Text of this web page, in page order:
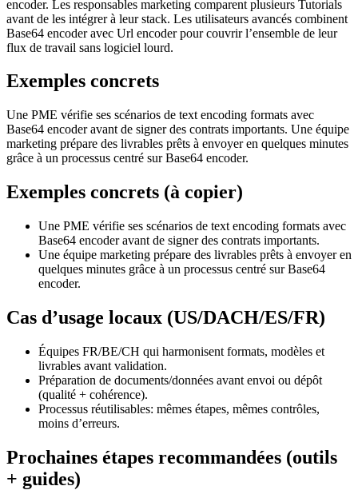
encoder. Les responsables marketing comparent plusieurs Tutorials
avant de les intégrer à leur stack. Les utilisateurs avancés combinent
Base64 encoder avec Url encoder pour couvrir l’ensemble de leur
flux de travail sans logiciel lourd.
Exemples concrets
Une PME vérifie ses scénarios de text encoding formats avec
Base64 encoder avant de signer des contrats importants. Une équipe
marketing prépare des livrables prêts à envoyer en quelques minutes
grâce à un processus centré sur Base64 encoder.
Exemples concrets (à copier)
Une PME vérifie ses scénarios de text encoding formats avec
Base64 encoder avant de signer des contrats importants.
Une équipe marketing prépare des livrables prêts à envoyer en
quelques minutes grâce à un processus centré sur Base64
encoder.
Cas d’usage locaux (US/DACH/ES/FR)
Équipes FR/BE/CH qui harmonisent formats, modèles et
livrables avant validation.
Préparation de documents/données avant envoi ou dépôt
(qualité + cohérence).
Processus réutilisables: mêmes étapes, mêmes contrôles,
moins d’erreurs.
Prochaines étapes recommandées (outils
+ guides)